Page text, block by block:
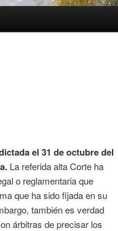
el 31 de octubre del
. La referida alta Corte ha
o reglamentaria que
que ha sido fijada en su
también es verdad
árbitras de precisar los